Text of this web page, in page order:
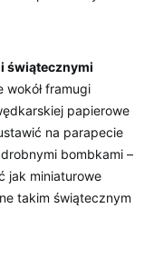
świątecznymi
wokół ​framugi
papierowe
na parapecie
bombkami –
jak ⁢miniaturowe
takim⁣ świątecznym